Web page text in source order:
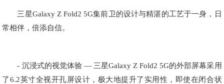
三星Galaxy Z Fold2 5G集前卫的设计与精湛的工艺于一身，日
常相伴，倍添自信。
- 沉浸式的视觉体验 — 三星Galaxy Z Fold2 5G的外部屏幕采用
了6.2英寸全视开孔屏设计，极大地提升了实用性，即使在闭合状